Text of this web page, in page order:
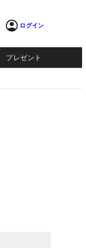
ログイン
プレゼント